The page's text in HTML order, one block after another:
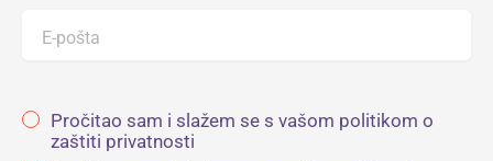
E-pošta
Pročitao sam i slažem se s vašom politikom o
zaštiti privatnosti